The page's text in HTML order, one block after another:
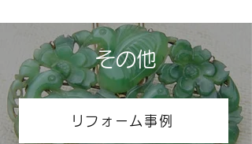
その他
リフォーム事例